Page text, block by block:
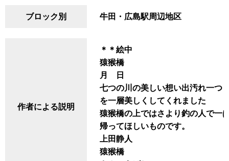
ブロック別 牛田・広島駅周辺地区
作者による説明
＊＊絵中
猿猴橋
月 日
七つの川の美しい想い出汚れ一つ
を一層美しくしてくれました
猿猴橋の上ではさより釣の人で一
帰ってほしいものです。
上田静人
猿猴橋